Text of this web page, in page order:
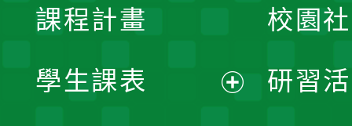
課程計畫
學生課表
校園
研習